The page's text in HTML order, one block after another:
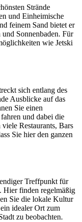
Strände
und Einheimische
feinem Sand bietet er
Sonnenbaden. Für
wie Jetski
sich entlang des
Ausblicke auf das
Sie einen
und dabei die
Restaurants, Bars
Sie hier den ganzen
Treffpunkt für
Hier finden regelmäßig
Sie die lokale Kultur
idealer Ort zum
zu beobachten.